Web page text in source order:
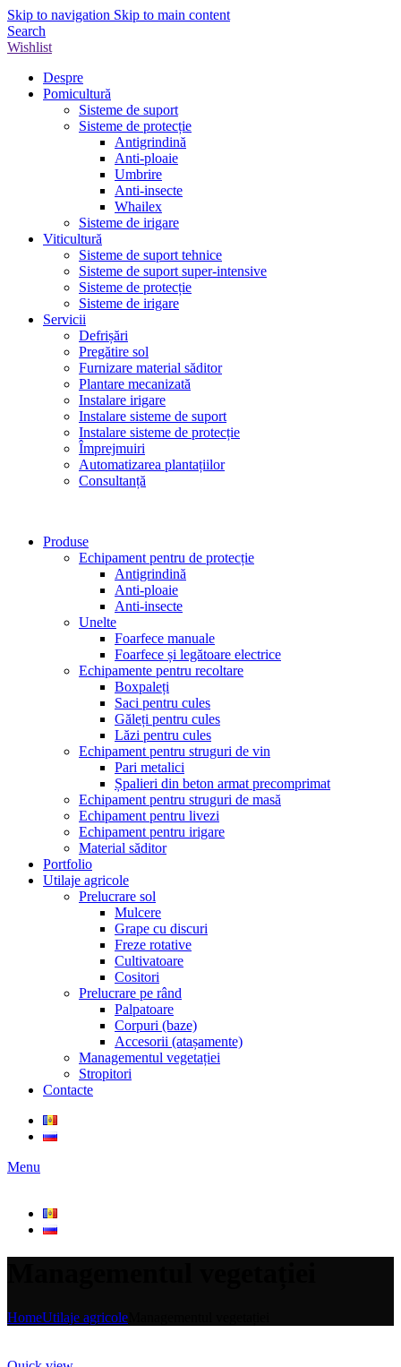
Skip to navigation Skip to main content
Search
Wishlist
Despre
Pomicultură
Sisteme de suport
Sisteme de protecție
Antigrindină
Anti-ploaie
Umbrire
Anti-insecte
Whailex
Sisteme de irigare
Viticultură
Sisteme de suport tehnice
Sisteme de suport super-intensive
Sisteme de protecție
Sisteme de irigare
Servicii
Defrișări
Pregătire sol
Furnizare material săditor
Plantare mecanizată
Instalare irigare
Instalare sisteme de suport
Instalare sisteme de protecție
Împrejmuiri
Automatizarea plantațiilor
Consultanță
Produse
Echipament pentru de protecție
Antigrindină
Anti-ploaie
Anti-insecte
Unelte
Foarfece manuale
Foarfece și legătoare electrice
Echipamente pentru recoltare
Boxpaleți
Saci pentru cules
Găleți pentru cules
Lăzi pentru cules
Echipament pentru struguri de vin
Pari metalici
Șpalieri din beton armat precomprimat
Echipament pentru struguri de masă
Echipament pentru livezi
Echipament pentru irigare
Material săditor
Portfolio
Utilaje agricole
Prelucrare sol
Mulcere
Grape cu discuri
Freze rotative
Cultivatoare
Cositori
Prelucrare pe rând
Palpatoare
Corpuri (baze)
Accesorii (atașamente)
Managementul vegetației
Stropitori
Contacte
Menu
HomeUtilaje agricole